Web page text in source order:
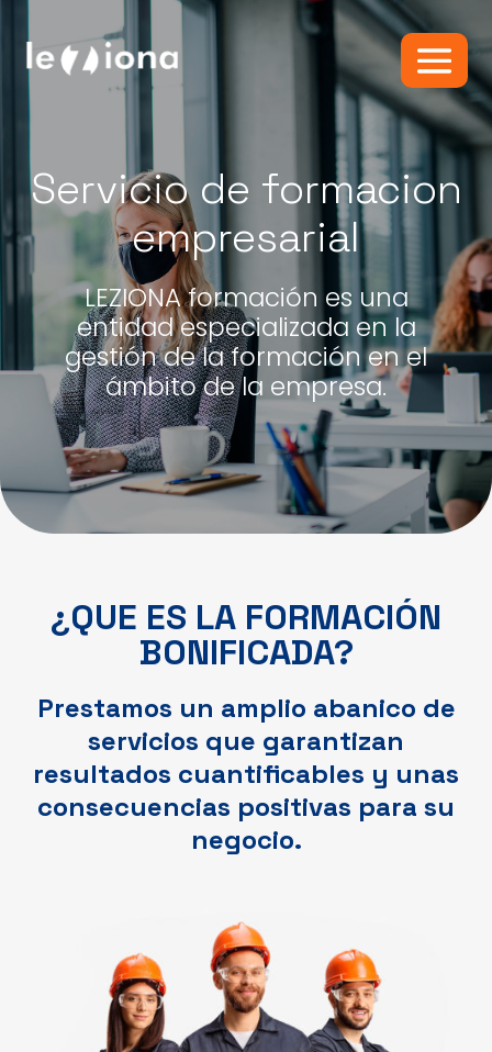
Servicio de formacion
empresarial
LEZIONA formación es una
entidad especializada en la
gestión de la formación en el
ámbito de la empresa.
¿QUE ES LA FORMACIÓN
BONIFICADA?
Prestamos un amplio abanico de
servicios que garantizan
resultados cuantificables y unas
consecuencias positivas para su
negocio.